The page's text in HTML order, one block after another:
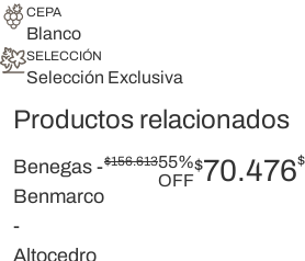
CEPA
Blanco
SELECCIÓN
Selección Exclusiva
Productos relacionados
Benegas -
Benmarco
-
Altocedro
$156.61355%
OFF
$70.476$